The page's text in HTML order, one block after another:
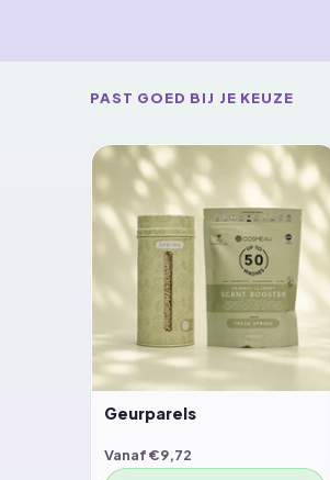
PAST GOED BIJ JE KEUZE
Geurparels
Vanaf €9,72